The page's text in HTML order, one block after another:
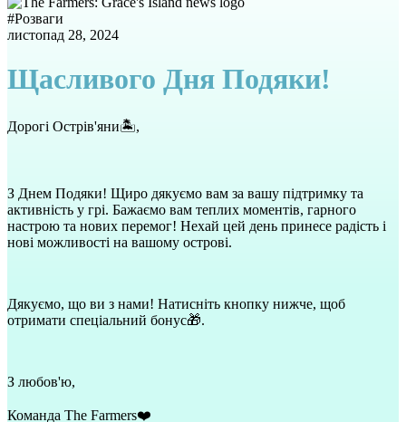
#Розваги
листопад 28, 2024
Щасливого Дня Подяки!
Дорогі Острів'яни🏝️,
З Днем Подяки! Щиро дякуємо вам за вашу підтримку та
активність у грі. Бажаємо вам теплих моментів, гарного
настрою та нових перемог! Нехай цей день принесе радість і
нові можливості на вашому острові.
Дякуємо, що ви з нами! Натисніть кнопку нижче, щоб
отримати спеціальний бонус🎁.
З любов'ю,
Команда The Farmers❤️